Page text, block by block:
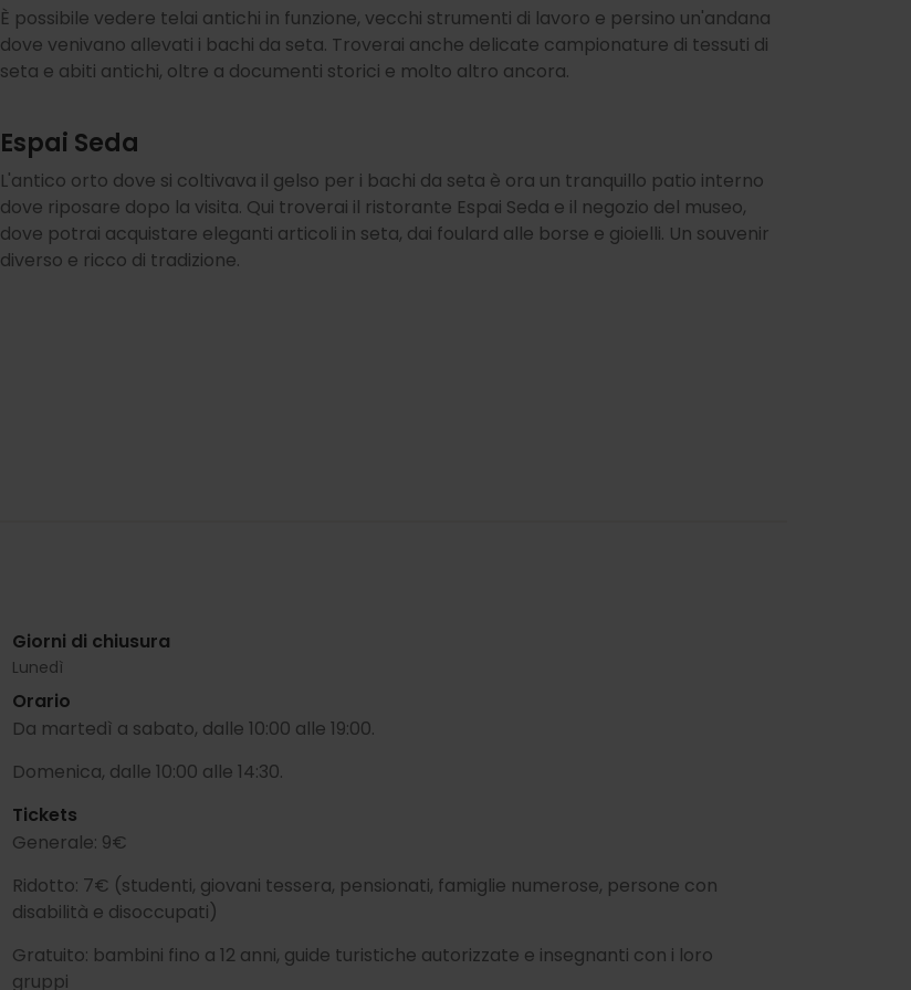
È possibile vedere telai antichi in funzione, vecchi strumenti di lavoro e persino un'andana
dove venivano allevati i bachi da seta. Troverai anche delicate campionature di tessuti di
seta e abiti antichi, oltre a documenti storici e molto altro ancora.
Espai Seda
L'antico orto dove si coltivava il gelso per i bachi da seta è ora un tranquillo patio interno
dove riposare dopo la visita. Qui troverai il ristorante Espai Seda e il negozio del museo,
dove potrai acquistare eleganti articoli in seta, dai foulard alle borse e gioielli. Un souvenir
diverso e ricco di tradizione.
Giorni di chiusura
Lunedì
Orario
Da martedì a sabato, dalle 10:00 alle 19:00.
Domenica, dalle 10:00 alle 14:30.
Tickets
Generale: 9€
Ridotto: 7€ (studenti, giovani tessera, pensionati, famiglie numerose, persone con
disabilità e disoccupati)
Gratuito: bambini fino a 12 anni, guide turistiche autorizzate e insegnanti con i loro
gruppi